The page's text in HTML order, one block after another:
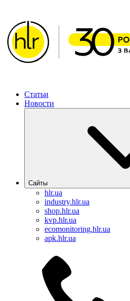
Статьи
Новости
Сайты
hlr.ua
industry.hlr.ua
shop.hlr.ua
kvp.hlr.ua
ecomonitoring.hlr.ua
apk.hlr.ua